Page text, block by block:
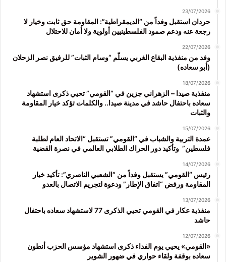
23/07/2026
حردان استقبل وفداً من “الديمقراطية”: المقاومة حق ثابت وخيار لا
رجعة عنه ودعم صمود الفلسطينيين أولوية ولا أمان للاحتلال
22/07/2026
وفد من منفذية البقاع الغربي يسلّم “وسام الثبات” للرفيق نصر الزحلان
(أبو سعاده)
18/07/2026
منفذية صيدا – الزهراني جزين في “القومي” تحيي ذكرى استشهاد
سعاده باحتفال حاشد في مدينة صيدا.. والكلمات تؤكد خيار المقاومة
والثبات
15/07/2026
عمدة التربية والشباب في “القومي” تستقبل “الاتحاد العام لطلبة
فلسطين” وتأكيد دور الحراك الطلابي العالمي في نصرة القضية
14/07/2026
رئيس “القومي” يستقبل وفداً من “الشعبي الناصري”: تأكيد خيار
المقاومة ورفض “اتفاق الإطار” ودعوة لتجريم الاتصال بالعدو
13/07/2026
منفذية عكار في القومي تحيي الذكرى 77 لاستشهاد سعاده باحتفال
حاشد
12/07/2026
«القومي» يحيي يوم الفداء ذكرى استشهاد مؤسس الحزب أنطون
سعاده بوقفة ولقاء حواري في ضهور الشوير